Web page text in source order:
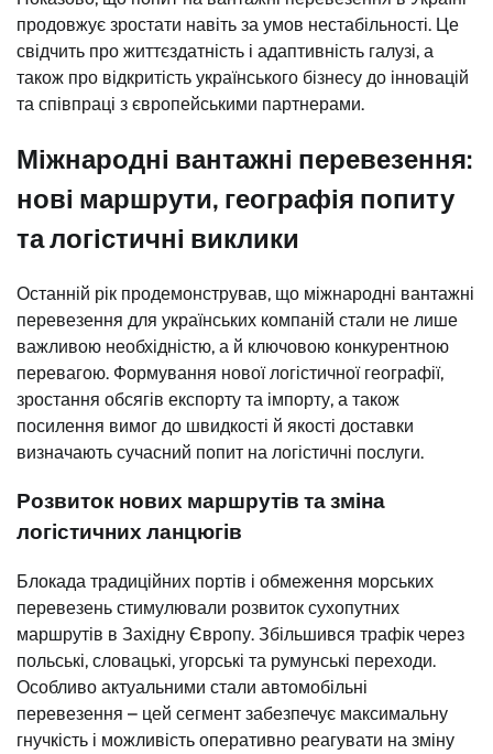
продовжує зростати навіть за умов нестабільності. Це
свідчить про життєздатність і адаптивність галузі, а
також про відкритість українського бізнесу до інновацій
та співпраці з європейськими партнерами.
Міжнародні вантажні перевезення:
нові маршрути, географія попиту
та логістичні виклики
Останній рік продемонстрував, що міжнародні вантажні
перевезення для українських компаній стали не лише
важливою необхідністю, а й ключовою конкурентною
перевагою. Формування нової логістичної географії,
зростання обсягів експорту та імпорту, а також
посилення вимог до швидкості й якості доставки
визначають сучасний попит на логістичні послуги.
Розвиток нових маршрутів та зміна
логістичних ланцюгів
Блокада традиційних портів і обмеження морських
перевезень стимулювали розвиток сухопутних
маршрутів в Західну Європу. Збільшився трафік через
польські, словацькі, угорські та румунські переходи.
Особливо актуальними стали автомобільні
перевезення – цей сегмент забезпечує максимальну
гнучкість і можливість оперативно реагувати на зміну